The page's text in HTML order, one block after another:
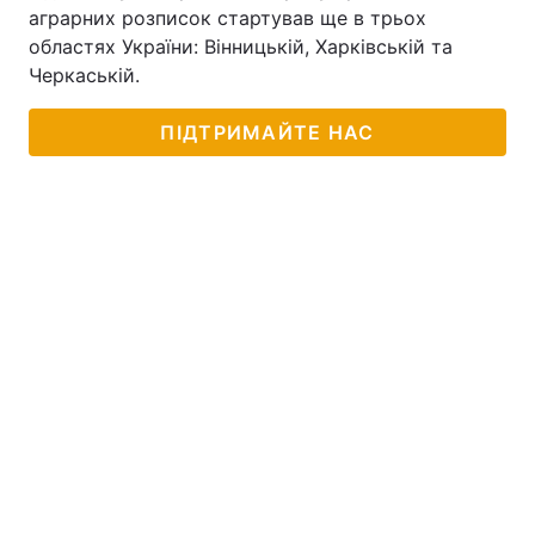
аграрних розписок стартував ще в трьох
областях України: Вінницькій, Харківській та
Черкаській.
ПІДТРИМАЙТЕ НАС